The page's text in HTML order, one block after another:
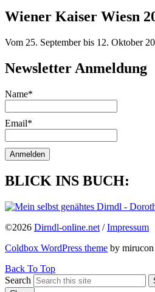
Wiener Kaiser Wiesn
Vom 25. September bis 12. Oktober
Newsletter Anmeldung
Name*
Email*
BLICK INS BUCH:
©2026 Dirndl-online.net /Impressum
Coldbox WordPress theme by mirucon
Back To Top
Search